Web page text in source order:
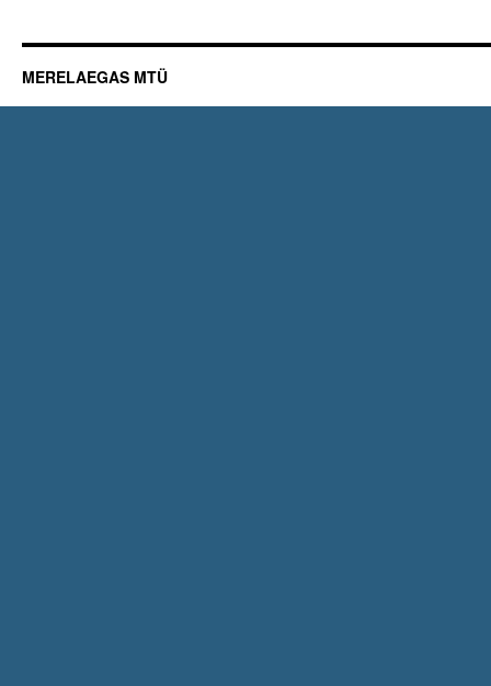
MERELAEGAS MTÜ